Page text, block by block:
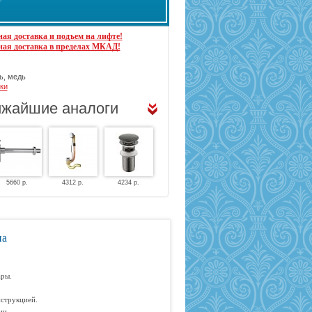
доставка и подъем на лифте!
доставка в пределах МКАД!
медь
аналоги
5660 р. 4312 р. 4234 р.